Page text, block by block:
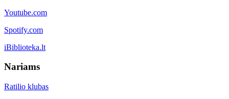
Youtube.com
Spotify.com
iBiblioteka.lt
Nariams
Ratilio klubas